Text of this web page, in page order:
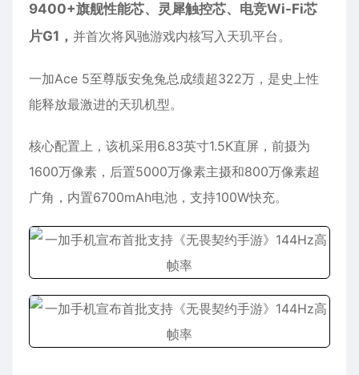
9400+旗舰性能芯、灵犀触控芯、电竞Wi-Fi芯
片G1， 并首次将风驰游戏内核写入天玑平台。
一加Ace 5至尊版安兔兔总成绩超322万，是史上性
能释放最激进的天玑机型。
核心配置上，该机采用6.83英寸1.5K直屏，前摄为
1600万像素，后置5000万像素主摄和800万像素超
广角，内置6700mAh电池，支持100W快充。